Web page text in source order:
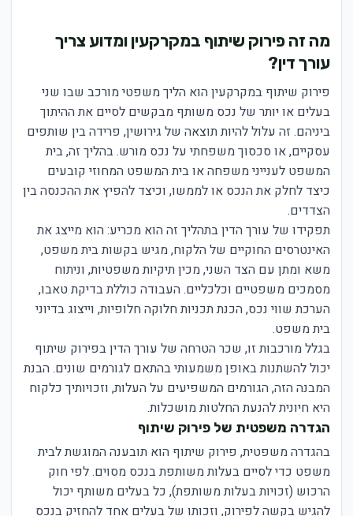
מה זה פירוק שיתוף במקרקעין ומדוע צריך
עורך דין?
פירוק שיתוף במקרקעין הוא הליך משפטי מורכב שבו שני
בעלים או יותר של נכס משותף מבקשים לסיים את ההיתוך
ביניהם. זה עלול להיות תוצאה של גירושין, פרידה בין שותפים
עסקיים, או סכסוך משפחתי על נכס מורש. בהליך זה, בית
המשפט לענייני משפחה או בית המשפט המחוזי קובעים
כיצד לחלק את הנכס או לממשו, וכיצד להפיץ את ההכנסה בין
הצדדים.
תפקידו של עורך הדין בתהליך זה הוא מכריע: הוא מייצג את
האינטרסים החוקיים של הלקוח, מגיש בקשות בית משפט,
משא ומתן עם הצד השני, מכין תיקיות משפטיות, וניתוח
מסמכים משפטיים וכלכליים. העבודה כוללת בדיקת טאבו,
הערכת שווי נכס, הכנת תכניות חלוקה חלופיות, וייצוג בדיוני
בית משפט.
בגלל מורכבות זו, שכר הטרחה של עורך הדין בפירוק שיתוף
יכול להשתנות באופן משמעותי בהתאם לגורמים שונים. הבנת
המבנה הזה, הגורמים המשפיעים על העלות, וזכויותיך כלקוח
היא חיונית להנעת החלטות מושכלות.
הגדרה משפטית של פירוק שיתוף
בהגדרה משפטית, פירוק שיתוף הוא תובענה המוגשת לבית
משפט כדי לסיים בעלות משותפת בנכס מסוים. לפי חוק
הרכוש (זכויות בעלות משותפת), כל בעלים משותף יכול
להגיש בקשה לפירוק, וזכותו של בעלים אחד להחזיק בנכס